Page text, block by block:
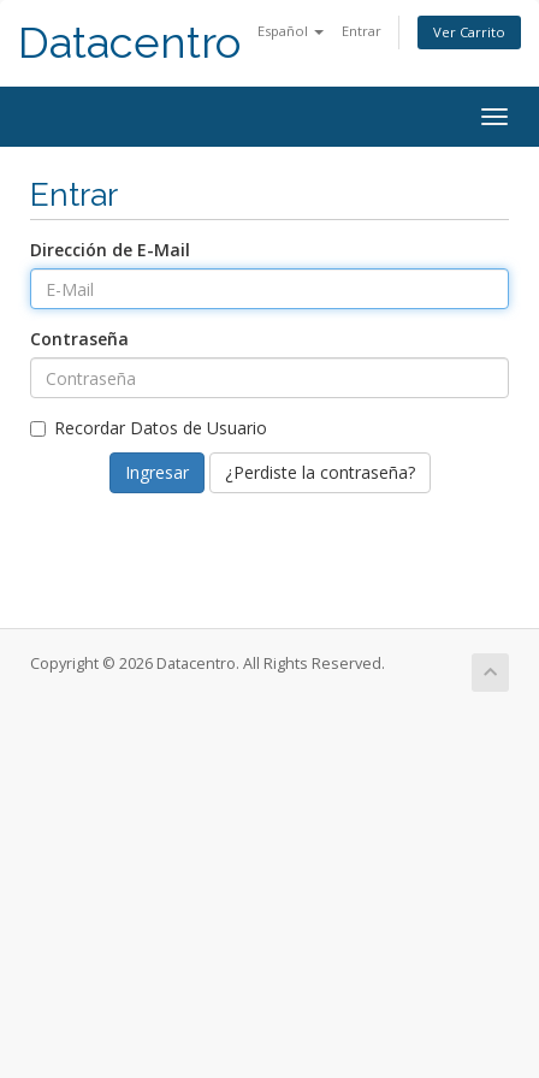
Español Entrar Ver Carrito
Datacentro
Entrar
Dirección de E-Mail
Contraseña
Recordar Datos de Usuario
¿Perdiste la contraseña?
Copyright © 2026 Datacentro. All Rights Reserved.